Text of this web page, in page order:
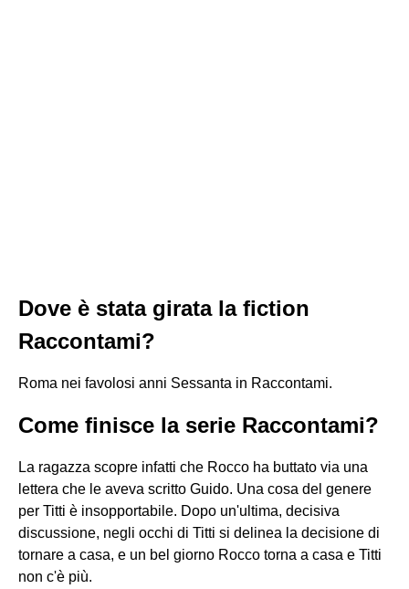
Dove è stata girata la fiction
Raccontami?
Roma nei favolosi anni Sessanta in Raccontami.
Come finisce la serie Raccontami?
La ragazza scopre infatti che Rocco ha buttato via una
lettera che le aveva scritto Guido. Una cosa del genere
per Titti è insopportabile. Dopo un'ultima, decisiva
discussione, negli occhi di Titti si delinea la decisione di
tornare a casa, e un bel giorno Rocco torna a casa e Titti
non c'è più.